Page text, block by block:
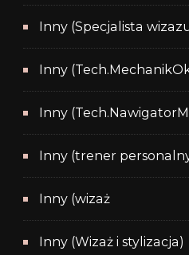
Inny (Specjalista
Inny
Inny
Inny (trener
Inny (wizaż
Inny (Wizaż i stylizacja)